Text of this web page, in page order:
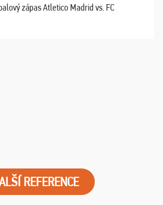
zápas Atletico Madrid vs. FC
REFERENCE